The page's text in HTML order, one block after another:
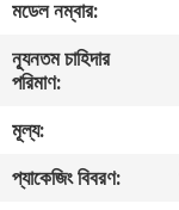
কারখানা
ভ্রমণ
মান
নিয়ন্ত্রণ
মডেল নম্বার:
ন্যূনতম চাহিদার
পরিমাণ:
মূল্য:
প্যাকেজিং বিবরণ: